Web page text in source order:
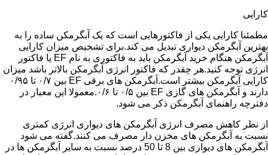
کارایی
مطمئنا کارایی یکی از فاکتورهایی است که یک آبگرمکن ساده را به
بهترین آبگرمکن دیواری تبدیل می کند.برای تشخیص میزان کارایی
آبگرمکن هنگام خرید آبگرمکن باید به فاکتوری به نام EF یا فاکتور
انرژی توجه کنید.هر چقدر که فاکتور انرژی آبگرمکن بالاتر باشد میزان
کارایی آبگرمکن بیشتر است.آبگرمکن های برقی EF بین ۰/۷ تا ۰/۹۵
دارند و آبگرمکن های گازی EF بین ۰/۵ تا ۰/۶.معمولا این معیار در
دفترچه راهنمای آبگرمکن ذکر می شود.
از نظر کاهش مصرف انرژی آبگرمکن های دیواری انرژی کمتری
نسبت به آبگرمکن های مخزن دار مصرف می کنند.گفته می شود
آبگرمکن های دیواری بین 8 تا 50 درصد نسبت به سایر آبگرمکن ها در